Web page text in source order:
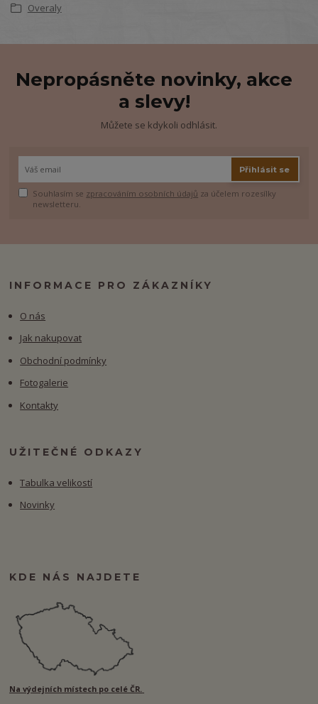
Overaly
Nepropásněte novinky, akce
a slevy!
Můžete se kdykoli odhlásit.
Přihlásit se
Souhlasím se zpracováním osobních údajů za účelem rozesílky
newsletteru.
INFORMACE PRO ZÁKAZNÍKY
O nás
Jak nakupovat
Obchodní podmínky
Fotogalerie
Kontakty
UŽITEČNÉ ODKAZY
Tabulka velikostí
Novinky
KDE NÁS NAJDETE
Na výdejních místech po celé ČR.